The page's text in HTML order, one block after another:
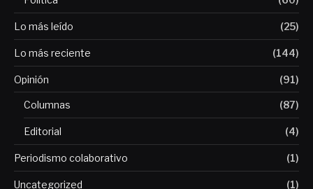
Lo más leído (25)
Lo más reciente (144)
Opinión (91)
Columnas (87)
Editorial (4)
Periodismo colaborativo (1)
Uncategorized (1)